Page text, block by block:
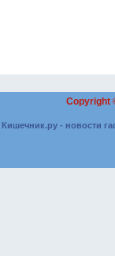
Copyright
Кишечник.ру - новости